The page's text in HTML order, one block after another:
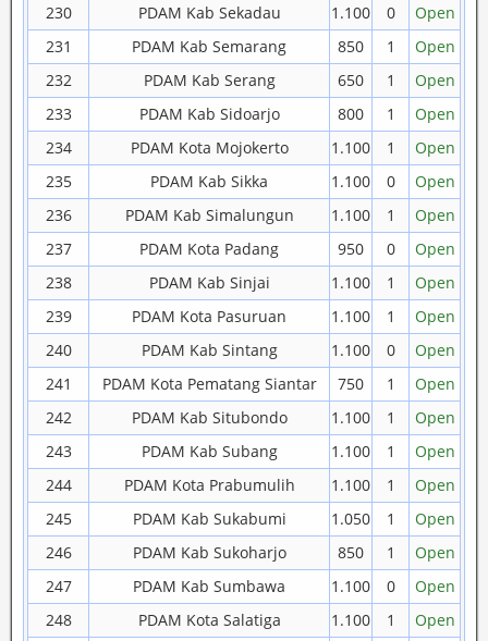
230
PDAM Kab Sekadau 1.100 0
Open
231
PDAM Kab Semarang 850 1
Open
232
PDAM Kab Serang 650 1
Open
233
PDAM Kab Sidoarjo 800 1
Open
234
PDAM Kota Mojokerto 1.100 1
Open
235
PDAM Kab Sikka 1.100 0
Open
236
PDAM Kab Simalungun 1.100 1
Open
237
PDAM Kota Padang 950 0
Open
238
PDAM Kab Sinjai 1.100 1
Open
239
PDAM Kota Pasuruan 1.100 1
Open
240
PDAM Kab Sintang 1.100 0
Open
241
PDAM Kota Pematang Siantar 750 1
Open
242
PDAM Kab Situbondo 1.100 1
Open
243
PDAM Kab Subang 1.100 1
Open
244
PDAM Kota Prabumulih 1.100 1
Open
245
PDAM Kab Sukabumi 1.050 1
Open
246
PDAM Kab Sukoharjo 850 1
Open
247
PDAM Kab Sumbawa 1.100 0
Open
248
PDAM Kota Salatiga 1.100 1
Open